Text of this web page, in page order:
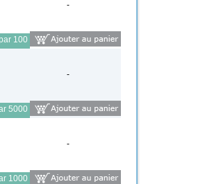
-
100
-
5000
-
1000